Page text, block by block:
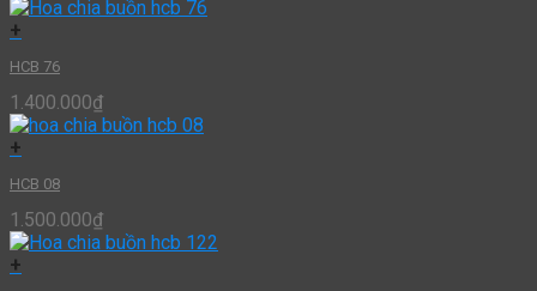
+
HCB 76
1.400.000₫
+
HCB 08
1.500.000₫
+